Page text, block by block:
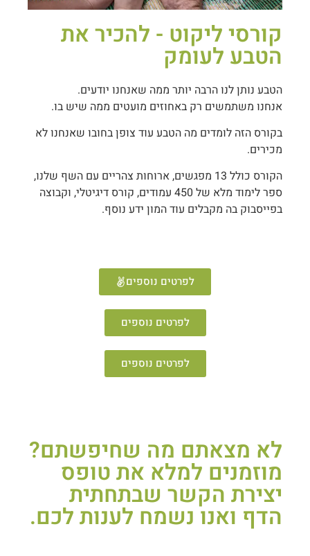
קורסי ליקוט - להכיר את
הטבע לעומק
הטבע נותן לנו הרבה יותר ממה שאנחנו יודעים.
אנחנו משתמשים רק באחוזים מועטים ממה שיש בו.
בקורס הזה לומדים מה הטבע עוד צופן בחובו שאנחנו לא
מכירים.
הקורס כולל 13 מפגשים, ארוחות צהריים עם השף שלנו,
ספר לימוד מלא של 450 עמודים, קורס דיגיטלי, וקבוצה
בפייסבוק בה מקבלים עוד המון ידע נוסף.
לפרטים נוספים
לפרטים נוספים
לפרטים נוספים
לא מצאתם מה שחיפשתם?
מוזמנים למלא את טופס
יצירת הקשר שבתחתית
הדף ואנו נשמח לענות לכם.